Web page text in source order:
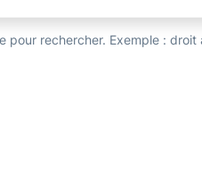
pour rechercher. Exemple : droit